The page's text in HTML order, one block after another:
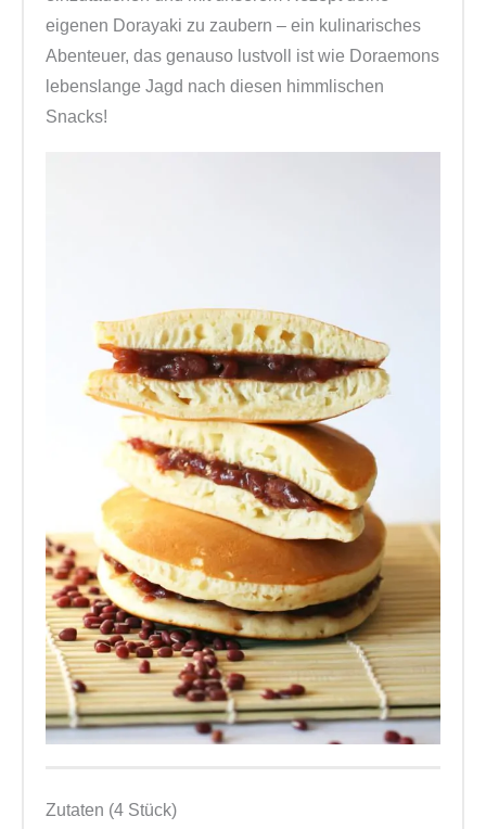
eigenen Dorayaki zu zaubern – ein kulinarisches
Abenteuer, das genauso lustvoll ist wie Doraemons
lebenslange Jagd nach diesen himmlischen
Snacks!
Zutaten (4 Stück)